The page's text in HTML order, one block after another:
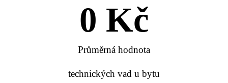
0 Kč
Průměrná hodnota
technických vad u bytu